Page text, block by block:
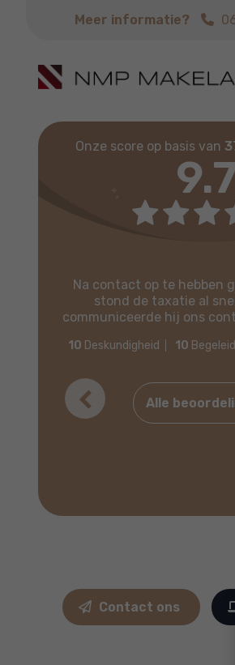
Meer informatie?
Onze score op basis van
Na contact op te hebben
stond de taxatie al
communiceerde hij ons
10 Deskundigheid 10
Previous
Alle
Contact ons